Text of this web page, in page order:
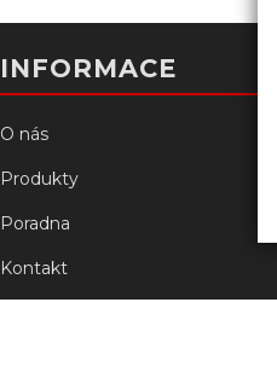
INFORMACE
O nás
Produkty
Poradna
Kontakt